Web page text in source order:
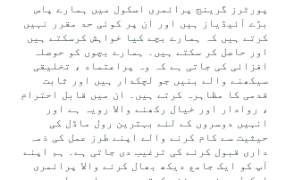
پورٹرز گرینج پرائمری اسکول میں ہمارے پاس
بڑے آئیڈیاز ہیں اور ان پر کوئی حد مقرر نہیں
کرتے ہیں کہ ہمارے بچے کیا خواہش کرسکتے ہیں
اور حاصل کر سکتے ہیں۔ ہمارے بچوں کو حوصلہ
افزائی کی جاتی ہے کہ وہ پراعتماد ، تخلیقی
سیکھنے والے بنیں جو لچکدار ہیں اور ثابت
قدمی کا مظاہرہ کرتے ہیں۔ ان میں قابل احترام
، روادار اور خیال رکھنے والا رویہ ہے اور
انہیں دوسروں کے لئے بہترین رول ماڈل کی
حیثیت سے کام کرنے والے اپنے طرز عمل کی ذمہ
داری قبول کرنے کی ترغیب دی جاتی ہے۔ ہم اپنے
آپ کو ایک جامع دیکھ بھال کرنے والا پرائمری